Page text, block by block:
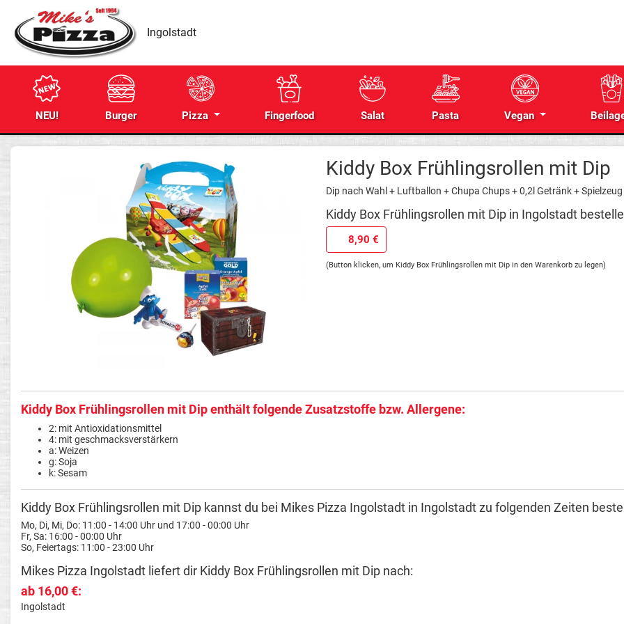
Ingolstadt
NEU! Burger Pizza Fingerfood Salat Pasta Vegan
Kiddy Box Frühlingsrollen mit Dip
Dip nach Wahl + Luftballon + Chupa Chups + 0,2l Getränk + Spielzeug
Kiddy Box Frühlingsrollen mit Dip in Ingolstadt
8,90 €
(Button klicken, um Kiddy Box Frühlingsrollen mit Dip in den Warenkorb zu legen)
Kiddy Box Frühlingsrollen mit Dip enthält folgende Zusatzstoffe bzw. Allergene:
2: mit Antioxidationsmittel
4: mit geschmacksverstärkern
a: Weizen
g: Soja
k: Sesam
Kiddy Box Frühlingsrollen mit Dip kannst du bei Mikes Pizza Ingolstadt in Ingolstadt zu folgenden Zeiten
Mo, Di, Mi, Do: 11:00 - 14:00 Uhr und 17:00 - 00:00 Uhr
Fr, Sa: 16:00 - 00:00 Uhr
So, Feiertags: 11:00 - 23:00 Uhr
Mikes Pizza Ingolstadt liefert dir Kiddy Box Frühlingsrollen mit Dip nach:
ab 16,00 €:
Ingolstadt